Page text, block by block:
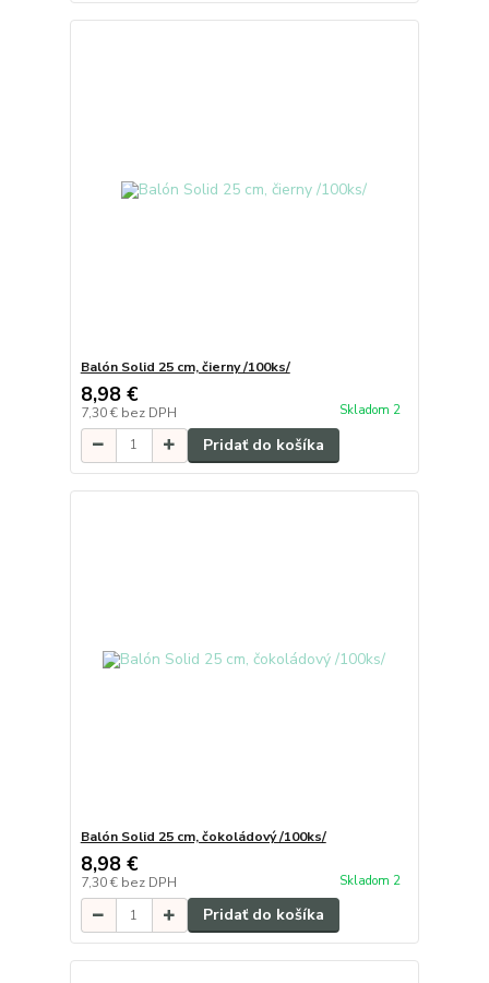
Balón Solid 25 cm, čierny /100ks/
8,98 €
7,30 € bez DPH Skladom 2
Pridať do košíka
Balón Solid 25 cm, čokoládový /100ks/
8,98 €
7,30 € bez DPH Skladom 2
Pridať do košíka